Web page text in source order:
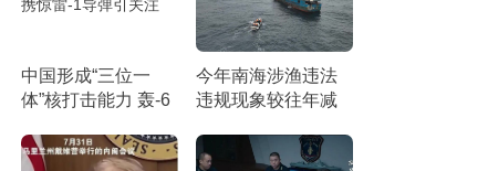
中国形成“三位一
体”核打击能力 轰-6
注
今年南海涉渔违法
违规现象较往年减
著